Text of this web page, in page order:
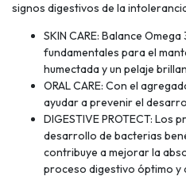
signos digestivos de la
SKIN CARE: Balance
fundamentales para el
humectada y un pelaje
ORAL CARE: Con el
ayudar a prevenir el
DIGESTIVE PROTECT:
desarrollo de bacterias
contribuye a mejorar la
proceso digestivo óptimo y